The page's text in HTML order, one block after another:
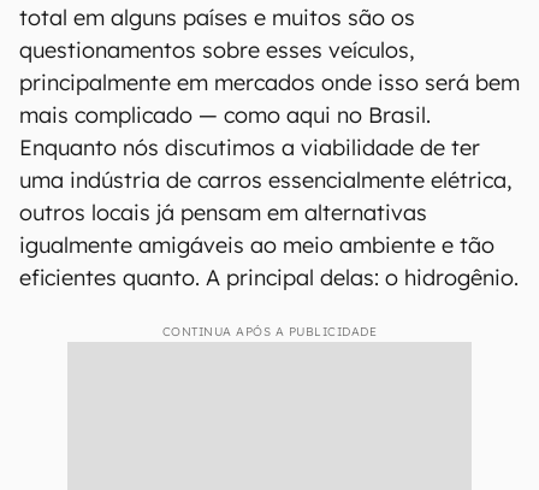
total em alguns países e muitos são os
questionamentos sobre esses veículos,
principalmente em mercados onde isso será bem
mais complicado — como aqui no Brasil.
Enquanto nós discutimos a viabilidade de ter
uma indústria de carros essencialmente elétrica,
outros locais já pensam em alternativas
igualmente amigáveis ao meio ambiente e tão
eficientes quanto. A principal delas: o hidrogênio.
CONTINUA APÓS A PUBLICIDADE